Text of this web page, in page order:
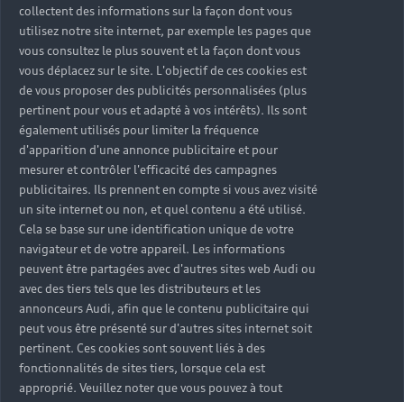
En savoir plus
collectent des informations sur la façon dont vous
utilisez notre site internet, par exemple les pages que
vous consultez le plus souvent et la façon dont vous
vous déplacez sur le site. L'objectif de ces cookies est
de vous proposer des publicités personnalisées (plus
pertinent pour vous et adapté à vos intérêts). Ils sont
également utilisés pour limiter la fréquence
d'apparition d'une annonce publicitaire et pour
mesurer et contrôler l'efficacité des campagnes
publicitaires. Ils prennent en compte si vous avez visité
un site internet ou non, et quel contenu a été utilisé.
Cela se base sur une identification unique de votre
navigateur et de votre appareil. Les informations
peuvent être partagées avec d'autres sites web Audi ou
avec des tiers tels que les distributeurs et les
annonceurs Audi, afin que le contenu publicitaire qui
peut vous être présenté sur d'autres sites internet soit
pertinent. Ces cookies sont souvent liés à des
fonctionnalités de sites tiers, lorsque cela est
approprié. Veuillez noter que vous pouvez à tout